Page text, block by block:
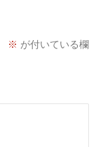
※ が付いている欄